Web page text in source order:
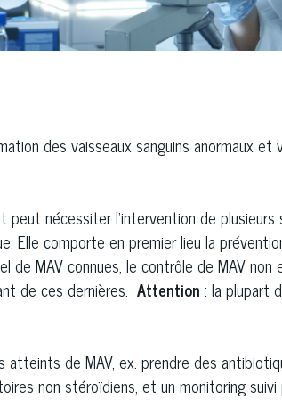
des vaisseaux sanguins anormaux
nécessiter l’intervention de
Elle comporte en premier lieu la
MAV connues, le contrôle de MAV
de ces dernières. Attention : la plupart
de MAV, ex. prendre des
non stéroïdiens, et un monitoring suivi